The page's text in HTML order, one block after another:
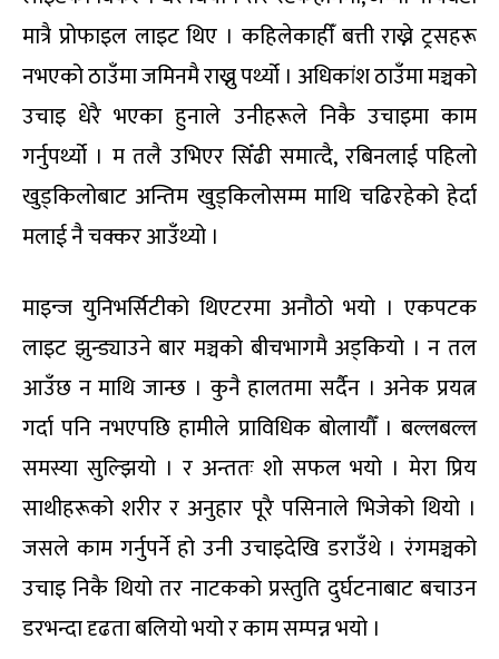
मात्रै प्रोफाइल लाइट थिए । कहिलेकाहीँ बत्ती राख्ने ट्रसहरू
नभएको ठाउँमा जमिनमै राख्नु पर्थ्यो । अधिकांश ठाउँमा मञ्चको
उचाइ धेरै भएका हुनाले उनीहरूले निकै उचाइमा काम
गर्नुपर्थ्यो । म तलै उभिएर सिँढी समात्दै, रबिनलाई पहिलो
खुड्किलोबाट अन्तिम खुड्किलोसम्म माथि चढिरहेको हेर्दा
मलाई नै चक्कर आउँथ्यो ।
माइन्ज युनिभर्सिटीको थिएटरमा अनौठो भयो । एकपटक
लाइट झुन्ड्याउने बार मञ्चको बीचभागमै अड्कियो । न तल
आउँछ न माथि जान्छ । कुनै हालतमा सर्दैन । अनेक प्रयत्न
गर्दा पनि नभएपछि हामीले प्राविधिक बोलायौँ । बल्लबल्ल
समस्या सुल्झियो । र अन्ततः शो सफल भयो । मेरा प्रिय
साथीहरूको शरीर र अनुहार पूरै पसिनाले भिजेको थियो ।
जसले काम गर्नुपर्ने हो उनी उचाइदेखि डराउँथे । रंगमञ्चको
उचाइ निकै थियो तर नाटकको प्रस्तुति दुर्घटनाबाट बचाउन
डरभन्दा दृढता बलियो भयो र काम सम्पन्न भयो ।